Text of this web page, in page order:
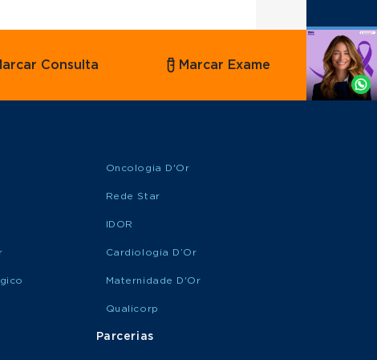
Agende
Whatsapp
Consulta Marcar Exame
Oncologia D'Or
Rede Star
IDOR
Cardiologia D’Or
Maternidade D'Or
Qualicorp
Parcerias